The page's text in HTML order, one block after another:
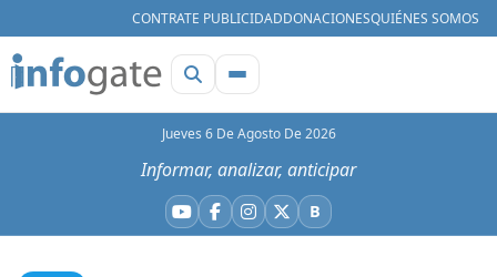
CONTRATE PUBLICIDADDONACIONESQUIÉNES SOMOS
Jueves 6 De Agosto De 2026
Informar, analizar, anticipar
YouTube
Facebook
Instagram
X BBluesky